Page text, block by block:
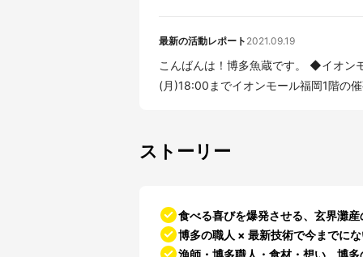
最新の活動レポート 2021.09.19
こんばんは！博多魚蔵です。 ◆イオンモール福岡の大九州マルシェに出店中！ 明日9月20日
(月)18:00までイオンモール福岡1階の
ストーリー
食べる喜びを爆発させる、玄界灘
博多の職人 × 最新技術で今までに
漁師・博多職人・食材・想い、博